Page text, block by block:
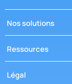
Nos solutions
Ressources
Légal